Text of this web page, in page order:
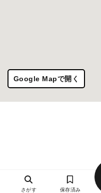
Google Mapで開く
さがす 保存済み